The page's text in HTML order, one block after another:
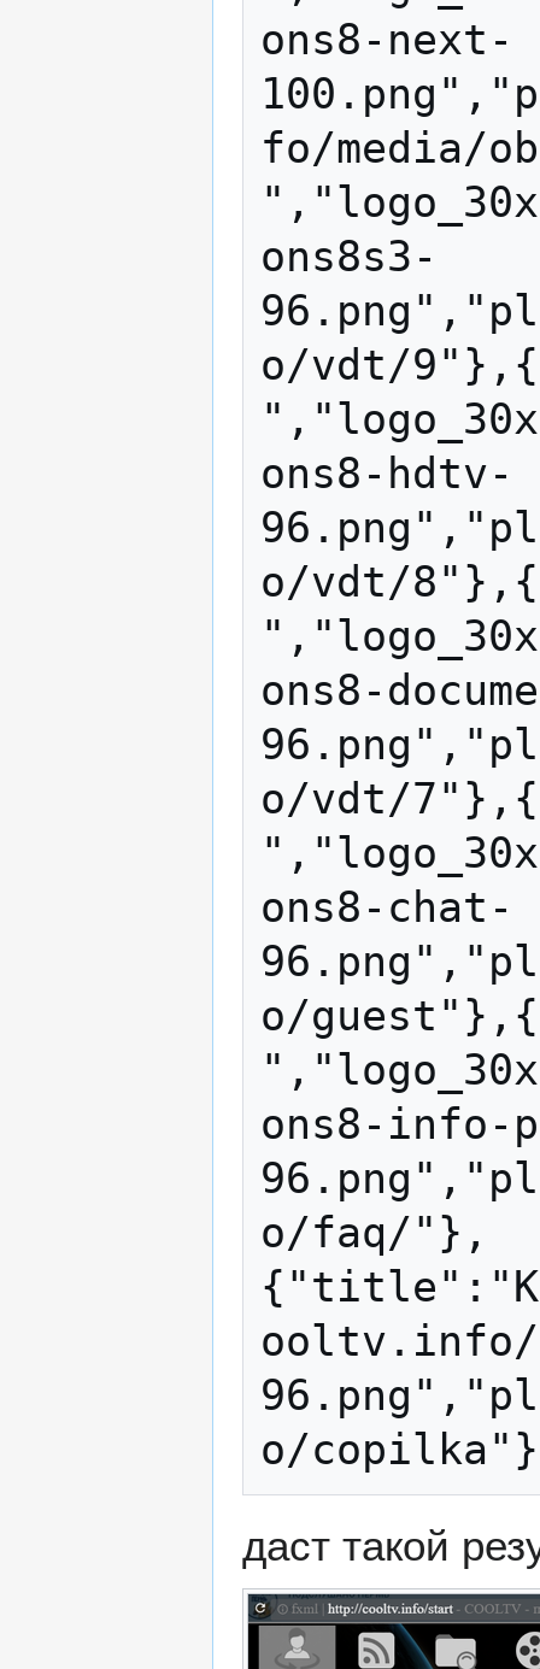
ons8-next-
fo/media/
ons8s3-
o/vdt/
ons8-hdtv-
o/vdt/
ons8-
o/vdt/
ons8-chat-
o/
ons8-info-
o/faq/"},
ooltv.info/
даст такой